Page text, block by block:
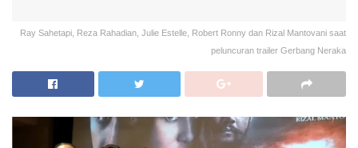
Ray Sahetapi, Reza Rahadian, Julie Estelle, Robert Ronny dan Rizal Mantovani saat
peluncuran trailer Gerbang Neraka